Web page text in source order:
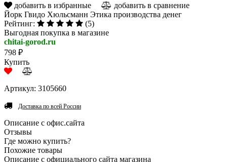
добавить в избранные
добавить в сравнение
Йорк Гвидо Хюльсманн Этика производства денег
Рейтинг:
(5)
Выгодная покупка в магазине
chitai-gorod.ru
798 ₽
Купить
Артикул: 3105660
Доставка по всей России
Описание с офис.сайта
Отзывы
Где можно купить?
Похожие товары
Описание с официального сайта магазина